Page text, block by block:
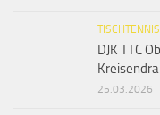
TISCHTENNIS
DJK TTC
25.03.2026